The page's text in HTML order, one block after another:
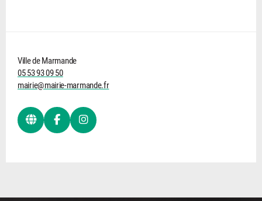
Ville de Marmande
05 53 93 09 50
mairie@mairie-marmande.fr